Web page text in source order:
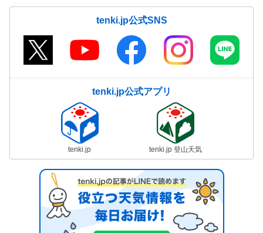
tenki.jp公式SNS
tenki.jp公式アプリ
tenki.jp tenki.jp 登山天気